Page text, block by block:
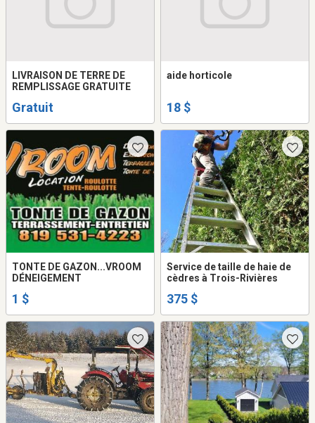
LIVRAISON DE TERRE DE
REMPLISSAGE GRATUITE
Gratuit
aide horticole
18 $
TONTE DE GAZON...VROOM
DÉNEIGEMENT
1 $
Service de taille de haie de
cèdres à Trois-Rivières
375 $